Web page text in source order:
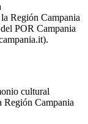
Región Campania
POR Campania
cultural
Campania